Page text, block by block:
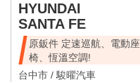
HYUNDAI
SANTA FE
原鈑件 定速巡航、電動座
椅、恆溫空調!
台中市 /駿曜汽車